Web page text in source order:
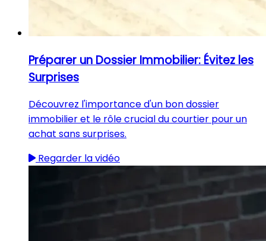
Préparer un Dossier Immobilier: Évitez les
Surprises
Découvrez l'importance d'un bon dossier
immobilier et le rôle crucial du courtier pour un
achat sans surprises.
Regarder la vidéo